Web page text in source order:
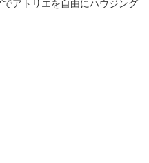
アトリエを自由にハウジング